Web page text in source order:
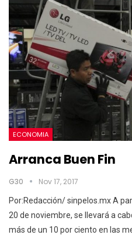
ECONOMIA
Arranca Buen Fin
G30 Nov 17, 2017
Por:Redacción/ sinpelos.mx A
20 de noviembre, se llevará a
más de un 10 por ciento en las